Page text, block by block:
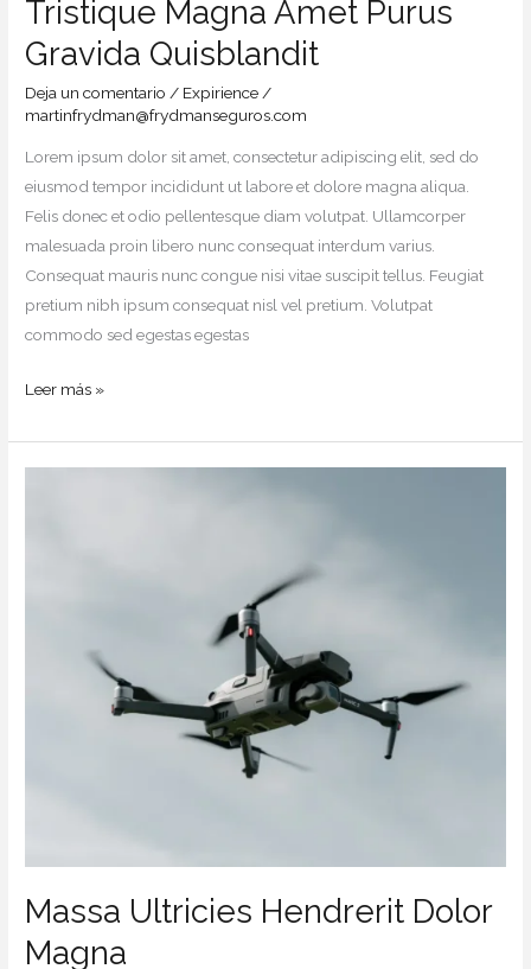
Tristique Magna Amet Purus
Gravida Quisblandit
Deja un comentario / Expirience /
martinfrydman@frydmanseguros.com
Lorem ipsum dolor sit amet, consectetur adipiscing elit, sed do
eiusmod tempor incididunt ut labore et dolore magna aliqua.
Felis donec et odio pellentesque diam volutpat. Ullamcorper
malesuada proin libero nunc consequat interdum varius.
Consequat mauris nunc congue nisi vitae suscipit tellus. Feugiat
pretium nibh ipsum consequat nisl vel pretium. Volutpat
commodo sed egestas egestas
Leer más »
Massa Ultricies Hendrerit Dolor
Magna